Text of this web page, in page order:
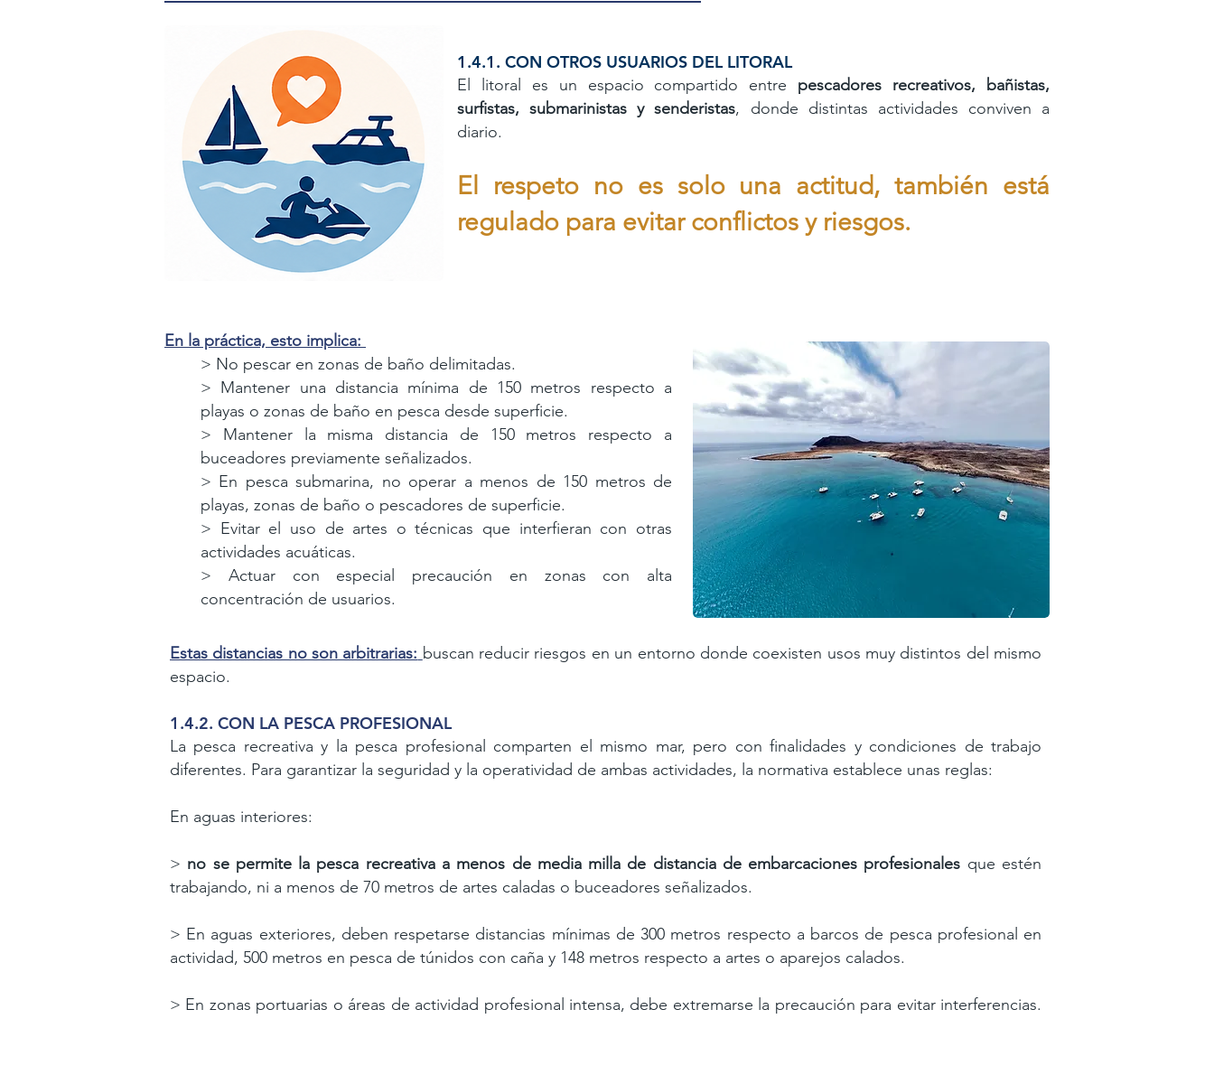
1.4.1. CON OTROS USUARIOS DEL LITORAL
El litoral es un espacio compartido entre pescadores recreativos, bañistas,
surfistas,submarinistas y senderistas, donde distintas actividades conviven a
diario.
El respeto no es solo una actitud, también está
regulado para evitar conflictos y riesgos.
En la práctica, esto implica:
> No pescar en zonas de baño delimitadas.
> Mantener una distancia mínima de 150 metros respecto a
playas o zonas de baño en pesca desde superficie.
> Mantener la misma distancia de 150 metros respecto a
buceadores previamente señalizados.
> En pesca submarina, no operar a menos de 150 metros de
playas, zonas de baño o pescadores de superficie.
> Evitar el uso de artes o técnicas que interfieran con otras
actividades acuáticas.
> Actuar con especial precaución en zonas con alta
concentración de usuarios.
Estas distancias no son arbitrarias: buscan reducir riesgos en un entorno donde coexisten usos muy distintos del mismo
espacio.
1.4.2. CON LA PESCA PROFESIONAL
La pesca recreativa y la pesca profesional comparten el mismo mar, pero con finalidades y condiciones de trabajo
diferentes. Para garantizar la seguridad y la operatividad de ambas actividades, la normativa establece unas reglas:
En aguas interiores:
> no se permite la pesca recreativa a menos de media milla de distancia de embarcaciones profesionales que estén
trabajando, ni a menos de 70 metros de artes caladas o buceadores señalizados.
> En aguas exteriores, deben respetarse distancias mínimas de 300 metros respecto a barcos de pesca profesional en
actividad, 500 metros en pesca de túnidos con caña y 148 metros respecto a artes o aparejos calados.
> En zonas portuarias o áreas de actividad profesional intensa, debe extremarse la precaución para evitar interferencias.